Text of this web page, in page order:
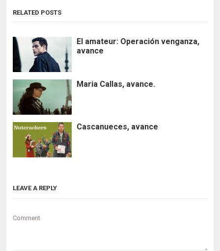
RELATED POSTS
El amateur: Operación venganza,
avance
Maria Callas, avance.
Cascanueces, avance
LEAVE A REPLY
Comment